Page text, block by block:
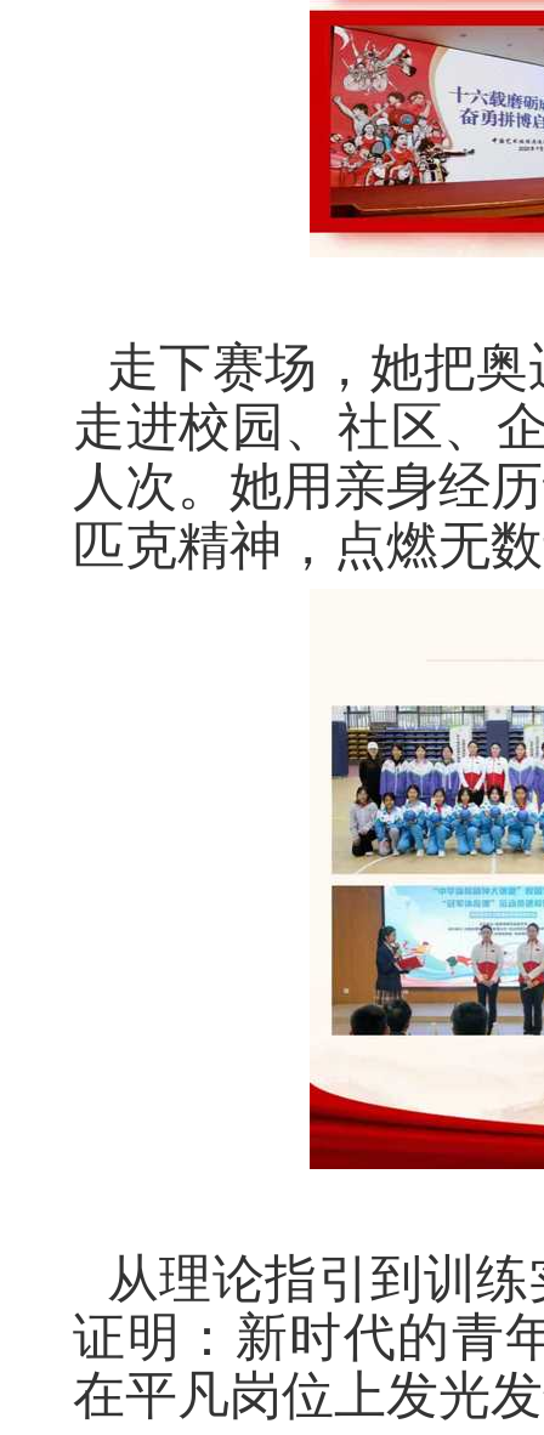
走下赛场，她把
走进校园、社区、
人次。她用亲身经
匹克精神，点燃无
从理论指引到训
证明：新时代的青
在平凡岗位上发光